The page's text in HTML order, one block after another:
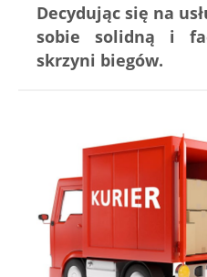
Decydując się na
sobie solidną i
skrzyni biegów.